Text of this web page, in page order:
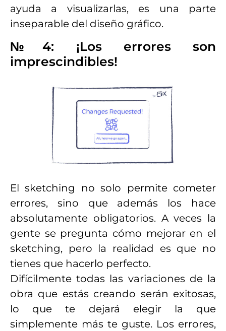
ayuda a visualizarlas, es una parte
inseparable del diseño gráfico.
№4: ¡Los errores son
imprescindibles!
El sketching no solo permite cometer
errores, sino que además los hace
absolutamente obligatorios. A veces la
gente se pregunta cómo mejorar en el
sketching, pero la realidad es que no
tienes que hacerlo perfecto.
Difícilmente todas las variaciones de la
obra que estás creando serán exitosas,
lo que te dejará elegir la que
simplemente más te guste. Los errores,